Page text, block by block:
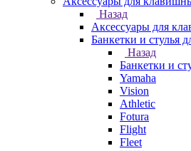
Назад
Аксессуары для
Банкетки и стулья
Назад
Банкетки и
Yamaha
Vision
Athletic
Fotura
Flight
Fleet